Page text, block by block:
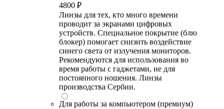
4800 ₽
Линзы для тех, кто много времени
проводит за экранами цифровых
устройств. Специальное покрытие (блю
блокер) помогает снизить воздействие
синего света от излучения мониторов.
Рекомендуются для использования во
время работы с гаджетами, не для
постоянного ношения. Линзы
производства Сербии.
Для работы за компьютером (премиум)